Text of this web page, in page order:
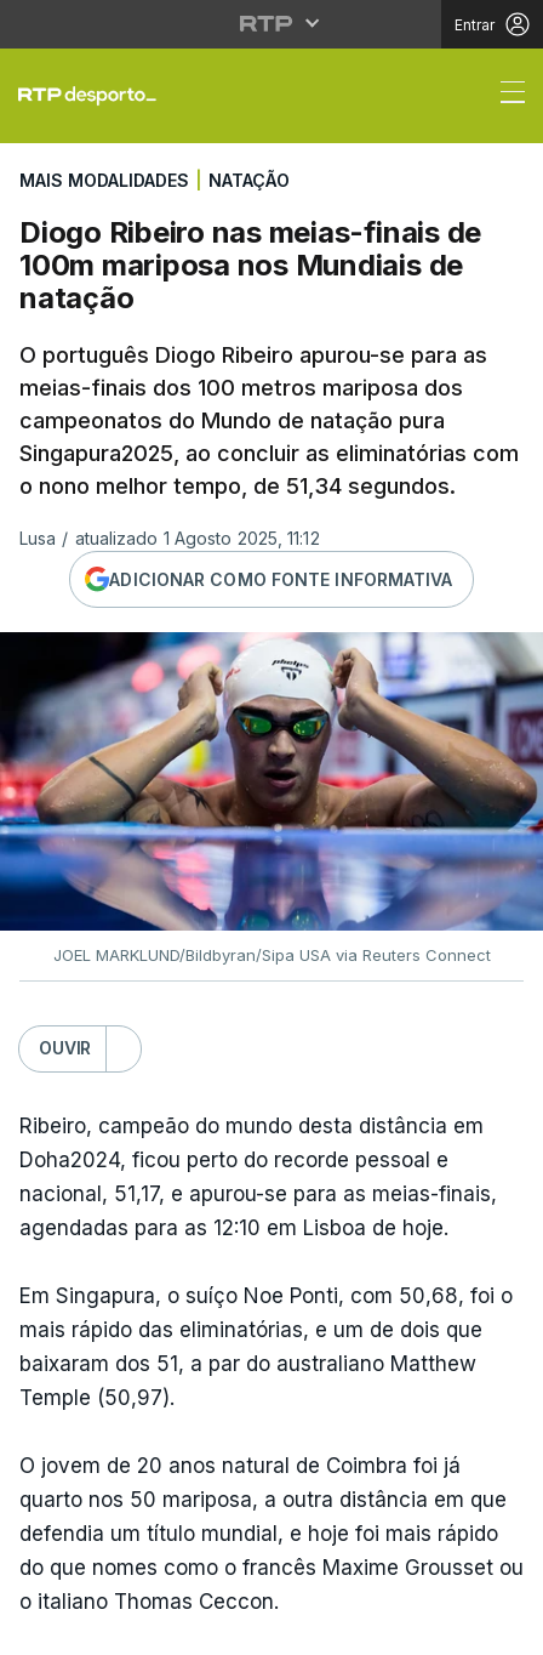
Entrar
Diogo Ribeiro nas
MAIS MODALIDADES NATAÇÃO
Diogo Ribeiro nas meias-finais de
100m mariposa nos Mundiais de
natação
O português Diogo Ribeiro apurou-se para as
meias-finais dos 100 metros mariposa dos
campeonatos do Mundo de natação pura
Singapura2025, ao concluir as eliminatórias com
o nono melhor tempo, de 51,34 segundos.
Lusa / atualizado 1 Agosto 2025, 11:12
ADICIONAR COMO FONTE INFORMATIVA
JOEL MARKLUND/Bildbyran/Sipa USA via Reuters Connect
OUVIR
Ribeiro, campeão do mundo desta distância em
Doha2024, ficou perto do recorde pessoal e
nacional, 51,17, e apurou-se para as meias-finais,
agendadas para as 12:10 em Lisboa de hoje.
Em Singapura, o suíço Noe Ponti, com 50,68, foi o
mais rápido das eliminatórias, e um de dois que
baixaram dos 51, a par do australiano Matthew
Temple (50,97).
O jovem de 20 anos natural de Coimbra foi já
quarto nos 50 mariposa, a outra distância em que
defendia um título mundial, e hoje foi mais rápido
do que nomes como o francês Maxime Grousset ou
o italiano Thomas Ceccon.